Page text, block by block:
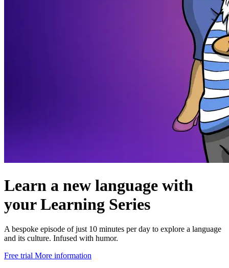
Learn a new language with
your Learning Series
A bespoke episode of just 10 minutes per day to explore a language
and its culture. Infused with humor.
Free trial More information